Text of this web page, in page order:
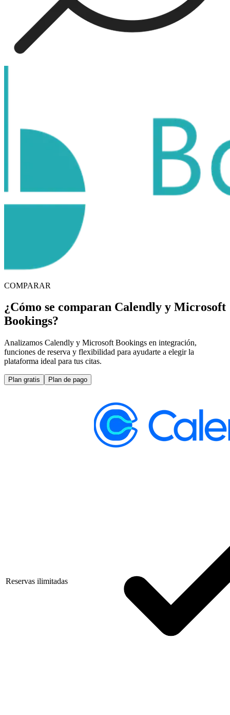
COMPARAR
¿Cómo se comparan Calendly y Microsoft
Bookings?
Analizamos Calendly y Microsoft Bookings en integración,
funciones de reserva y flexibilidad para ayudarte a elegir la
plataforma ideal para tus citas.
Plan gratis Plan de pago
Reservas ilimitadas